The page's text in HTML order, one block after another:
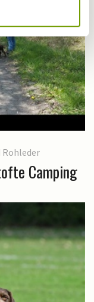
Rohleder
Camping